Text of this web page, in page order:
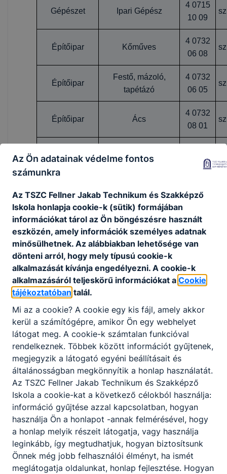
Gépészet Ipari Gépész
4 0715
10 09
Építőipar Kőműves
4 0732
06 08
Építőipar
Festő, mázoló,
tapétázó
4 0732
06 05
Építőipar Ács
4 0732
08 01
Épületgépészet
gázhálózatrendszer–
07 03
Építőipar Burkoló
4 0732
Minden diák 9. évfolyamtól egységes szakképzési
Technikum
A
technikusképzés 5 éves
Az első két év ágazati ismereteket adó képzése után
duális képzés folyik. A szakképzési munkaszerződés
jövedelemhez juttatja a tanulót az ágazati alapvizsga
kötelező közismereti tárgyból tesznek érettségit a
szakképesítés szakmai vizsgája lesz egyben az
13. év végi sikeres vizsga után két végzettséget
érettségi bizonyítványt, és a technikusi végzettséget
Minden iskolatípusban kötelező nyelvoktatás van,
közül lehet választani:
Az Ön adatainak védelme fontos
számunkra
Az TSZC Fellner Jakab Technikum és Szakképző
Iskola honlapja cookie-k (sütik) formájában
információkat tárol az Ön böngészésre használt
eszközén, amely információk személyes adatnak
minősülhetnek. Az alábbiakban lehetősége van
dönteni arról, hogy mely típusú cookie-k
alkalmazását kívánja engedélyezni. A cookie-k
alkalmazásáról teljeskörű információkat a Cookie
tájékoztatóban talál.
Mi az a cookie? A cookie egy kis fájl, amely akkor
kerül a számítógépre, amikor Ön egy webhelyet
látogat meg. A cookie-k számtalan funkcióval
rendelkeznek. Többek között információt gyűjtenek,
megjegyzik a látogató egyéni beállításait és
általánosságban megkönnyítik a honlap használatát.
Az TSZC Fellner Jakab Technikum és Szakképző
Iskola a cookie-kat a következő célokból használja:
információ gyűjtése azzal kapcsolatban, hogyan
használja Ön a honlapot -annak felmérésével, hogy
a honlap melyik részeit látogatja, vagy használja
leginkább, így megtudhatjuk, hogyan biztosítsunk
Önnek még jobb felhasználói élményt, ha ismét
meglátogatja oldalunkat, honlap fejlesztése. Hogyan